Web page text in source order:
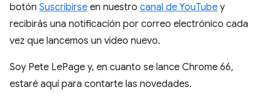
botón Suscribirse en nuestro canal de YouTube y
recibirás una notificación por correo electrónico cada
vez que lancemos un video nuevo.
Soy Pete LePage y, en cuanto se lance Chrome 66,
estaré aquí para contarte las novedades.